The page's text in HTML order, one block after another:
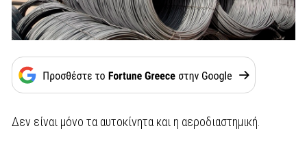
Δεν είναι μόνο τα αυτοκίνητα και η αεροδιαστημική.